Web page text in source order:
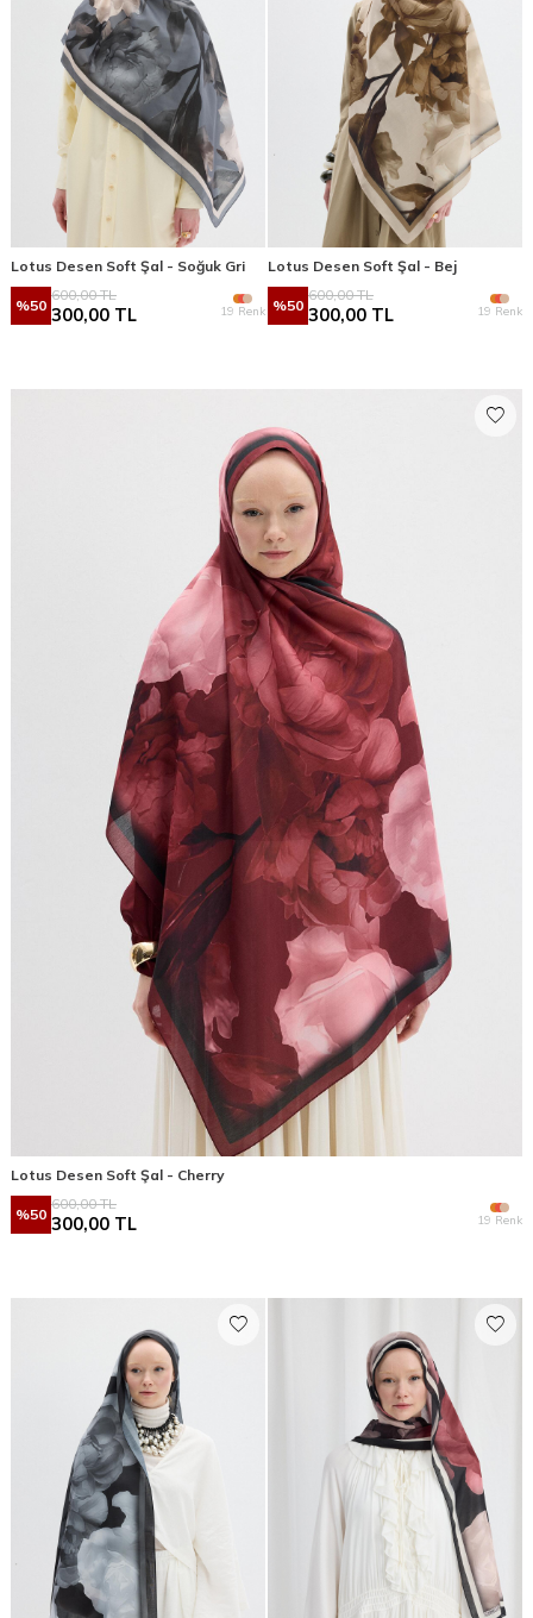
Lotus Desen Soft Şal - Soğuk Gri
%50
600,00TL
300,00 TL 19 Renk
Lotus Desen Soft Şal - Bej
%50
600,00TL
300,00 TL 19 Renk
Lotus Desen Soft Şal - Cherry
%50
600,00TL
300,00 TL 19 Renk